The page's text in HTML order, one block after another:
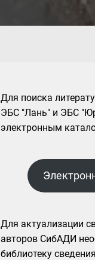
Для поиска
ЭБС "Лань" и ЭБС
электронным
Для актуализации
авторов СибАДИ
библиотеку